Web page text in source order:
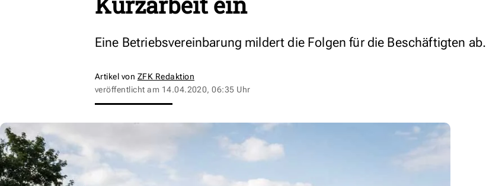
Eine Betriebsvereinbarung mildert die Folgen für die Beschäftigten ab.
Artikel von ZFK Redaktion
veröffentlicht am 14.04.2020, 06:35 Uhr